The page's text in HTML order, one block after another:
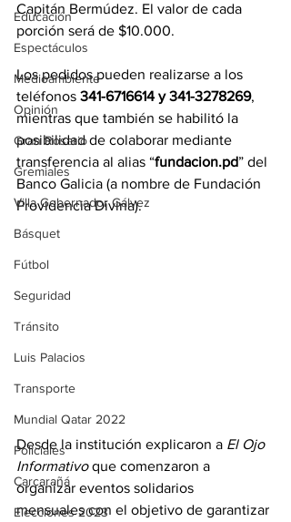
Educación
Espectáculos
Medioambiente
Opinión
Gran Rosario
Gremiales
Villa Gobernador Gálvez
Básquet
Fútbol
Seguridad
Tránsito
Luis Palacios
Transporte
Mundial Qatar 2022
Policiales
Carcarañá
Elecciones 2023
Capitán Bermúdez. El valor de cada
porción será de $10.000.
Los pedidos pueden realizarse a los
teléfonos 341-6716614 y 341-3278269,
mientras que también se habilitó la
posibilidad de colaborar mediante
transferencia al alias “fundacion.pd” del
Banco Galicia (a nombre de Fundación
Providencia Divina).
Desde la institución explicaron a El Ojo
Informativo que comenzaron a
organizar eventos solidarios
mensuales con el objetivo de garantizar